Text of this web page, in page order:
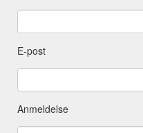
E-post
Anmeldelse